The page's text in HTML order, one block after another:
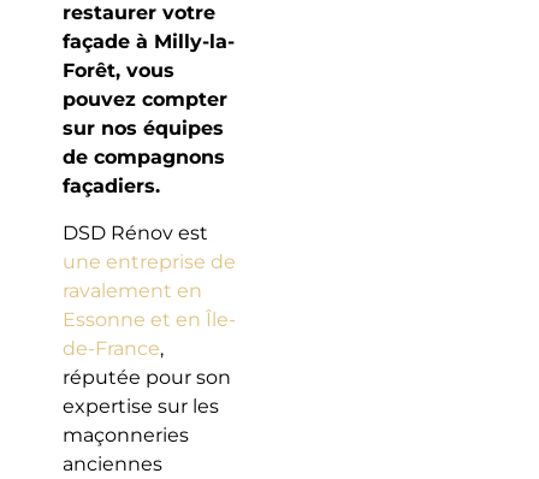
restaurer votre
façade à Milly-la-
Forêt, vous
pouvez compter
sur nos équipes
de compagnons
façadiers.
DSD Rénov est
une entreprise de
ravalement en
Essonne et en Île-
de-France,
réputée pour son
expertise sur les
maçonneries
anciennes